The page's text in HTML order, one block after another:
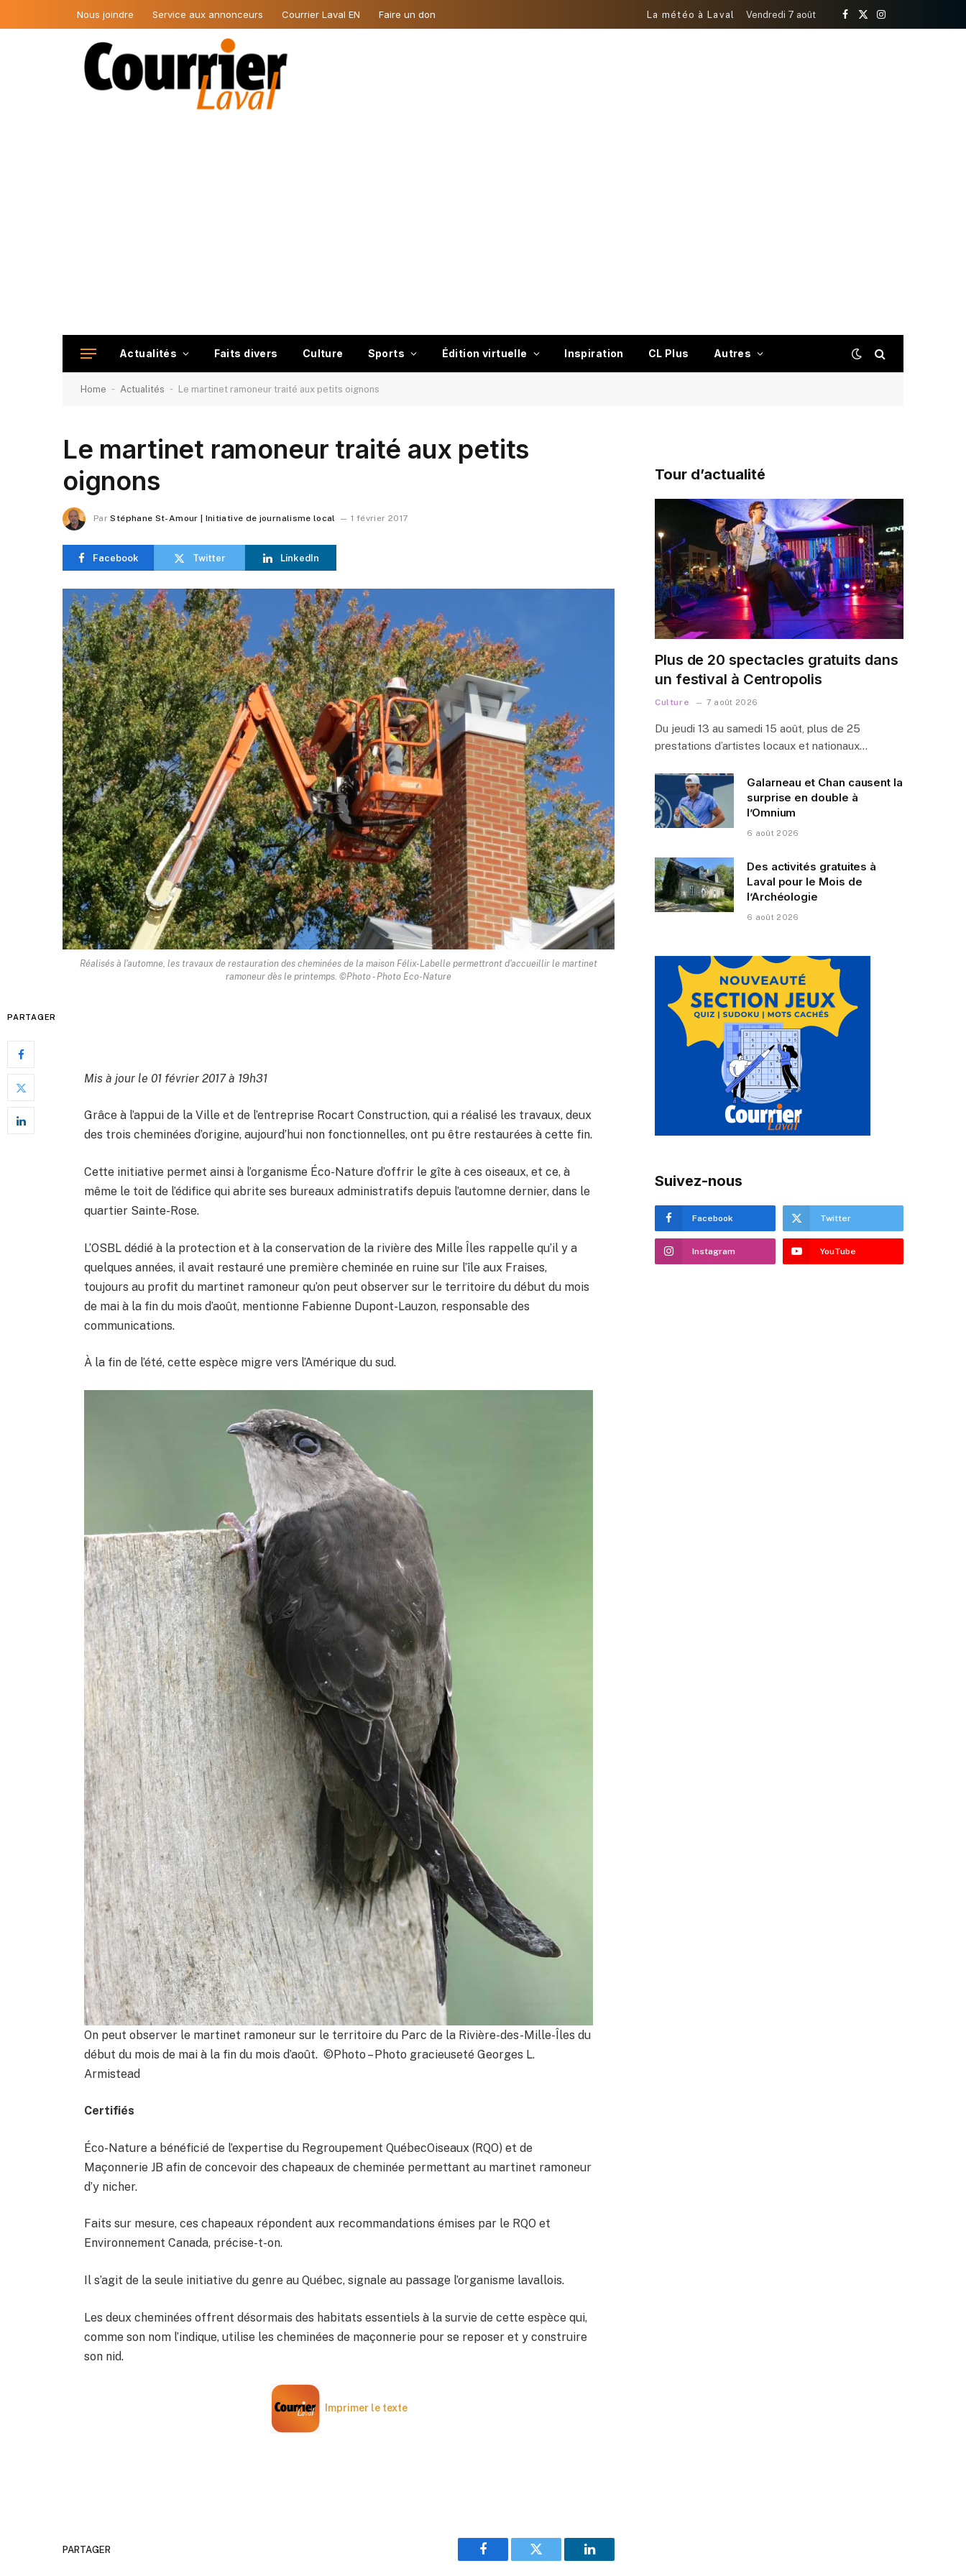
Nous joindre Service aux annonceurs Courrier Laval EN Faire un don La météo à Laval Vendredi 7 août
Facebook
X
Instagram
Actualités Faits divers Culture Sports Édition virtuelle Inspiration CL Plus Autres
Home - Actualités - Le martinet ramoneur traité aux petits oignons
Le martinet ramoneur traité aux petits
oignons
Par Stéphane St-Amour | Initiative de journalisme local 1 février 2017
Facebook Twitter LinkedIn
Réalisés à l'automne, les travaux de restauration des cheminées de la maison Félix-Labelle permettront d'accueillir le martinet
ramoneur dès le printemps. ©Photo - Photo Eco-Nature
PARTAGER
Mis à jour le 01 février 2017 à 19h31
Grâce à l’appui de la Ville et de l’entreprise Rocart Construction, qui a réalisé les travaux, deux
des trois cheminées d’origine, aujourd’hui non fonctionnelles, ont pu être restaurées à cette fin.
Cette initiative permet ainsi à l’organisme Éco-Nature d’offrir le gîte à ces oiseaux, et ce, à
même le toit de l’édifice qui abrite ses bureaux administratifs depuis l’automne dernier, dans le
quartier Sainte-Rose.
L’OSBL dédié à la protection et à la conservation de la rivière des Mille Îles rappelle qu’il y a
quelques années, il avait restauré une première cheminée en ruine sur l’île aux Fraises,
toujours au profit du martinet ramoneur qu’on peut observer sur le territoire du début du mois
de mai à la fin du mois d’août, mentionne Fabienne Dupont-Lauzon, responsable des
communications.
À la fin de l’été, cette espèce migre vers l’Amérique du sud.
On peut observer le martinet ramoneur sur le territoire du Parc de la Rivière-des-Mille-Îles du
début du mois de mai à la fin du mois d’août. ©Photo – Photo gracieuseté Georges L.
Armistead
Certifiés
Éco-Nature a bénéficié de l’expertise du Regroupement QuébecOiseaux (RQO) et de
Maçonnerie JB afin de concevoir des chapeaux de cheminée permettant au martinet ramoneur
d’y nicher.
Faits sur mesure, ces chapeaux répondent aux recommandations émises par le RQO et
Environnement Canada, précise-t-on.
Il s’agit de la seule initiative du genre au Québec, signale au passage l’organisme lavallois.
Les deux cheminées offrent désormais des habitats essentiels à la survie de cette espèce qui,
comme son nom l’indique, utilise les cheminées de maçonnerie pour se reposer et y construire
son nid.
Imprimer le texte
PARTAGER
Facebook Twitter LinkedIn
Tour d’actualité
Plus de 20 spectacles gratuits dans
un festival à Centropolis
Culture 7 août 2026
Du jeudi 13 au samedi 15 août, plus de 25
prestations d’artistes locaux et nationaux…
Galarneau et Chan causent la
surprise en double à
l’Omnium
6 août 2026
Des activités gratuites à
Laval pour le Mois de
l’Archéologie
6 août 2026
Suivez-nous
Facebook Twitter
Instagram YouTube